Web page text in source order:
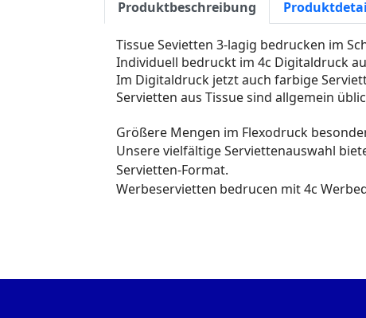
Produktbeschreibung
TissueSevietten 3-lagig bedrucken im
Individuell bedruckt im 4c Digitaldruck
Im Digitaldruck jetzt auch farbige
Servietten aus Tissue sind allgemein
Größere Mengen im Flexodruck
Unsere vielfältige Serviettenauswahl
Servietten-Format.
Werbeservietten bedrucen mit 4c